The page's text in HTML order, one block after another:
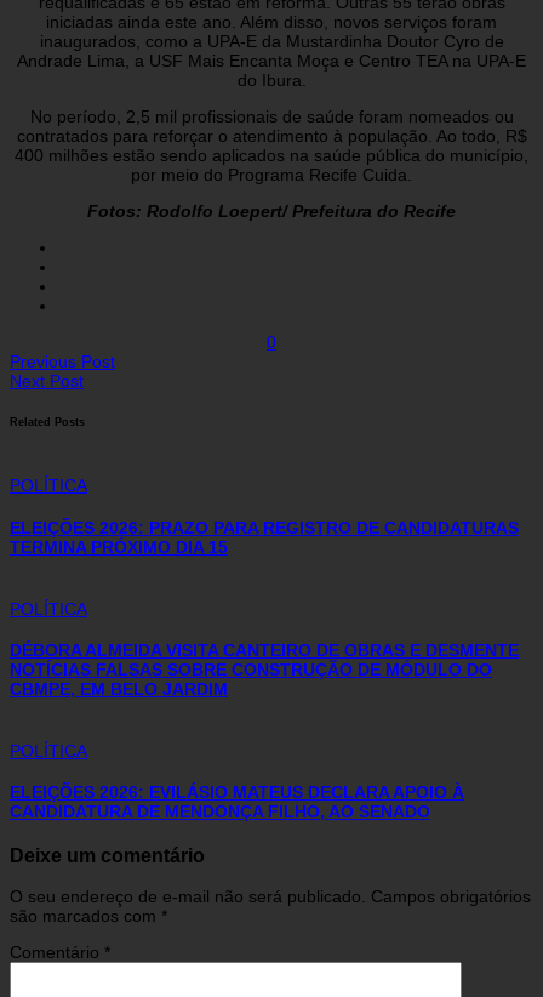
iniciadas ainda este ano. Além disso, novos serviços foram
inaugurados, como a UPA-E da Mustardinha Doutor Cyro de
Andrade Lima, a USF Mais Encanta Moça e Centro TEA na UPA-E
do Ibura.
No período, 2,5 mil profissionais de saúde foram nomeados ou
contratados para reforçar o atendimento à população. Ao todo, R$
400 milhões estão sendo aplicados na saúde pública do município,
por meio do Programa Recife Cuida.
Fotos: Rodolfo Loepert/ Prefeitura do Recife
0
Previous Post
Next Post
Related Posts
POLÍTICA
ELEIÇÕES 2026: PRAZO PARA REGISTRO DE CANDIDATURAS
TERMINA PRÓXIMO DIA 15
POLÍTICA
DÉBORA ALMEIDA VISITA CANTEIRO DE OBRAS E DESMENTE
NOTÍCIAS FALSAS SOBRE CONSTRUÇÃO DE MÓDULO DO
CBMPE, EM BELO JARDIM
POLÍTICA
ELEIÇÕES 2026: EVILÁSIO MATEUS DECLARA APOIO À
CANDIDATURA DE MENDONÇA FILHO, AO SENADO
Deixe um comentário
O seu endereço de e-mail não será publicado. Campos obrigatórios
são marcados com *
Comentário *